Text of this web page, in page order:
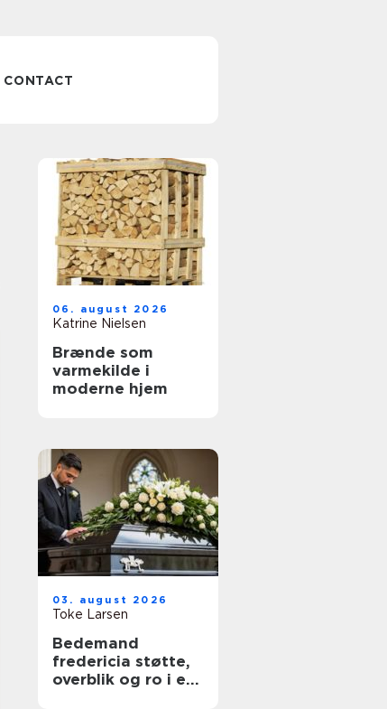
CONTACT
06. august 2026
Katrine Nielsen
Brænde som
varmekilde i
moderne hjem
03. august 2026
Toke Larsen
Bedemand
fredericia støtte,
overblik og ro i en